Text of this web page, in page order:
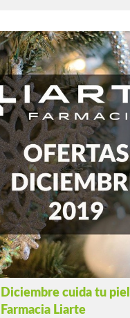
Diciembre cuida tu
Farmacia Liarte